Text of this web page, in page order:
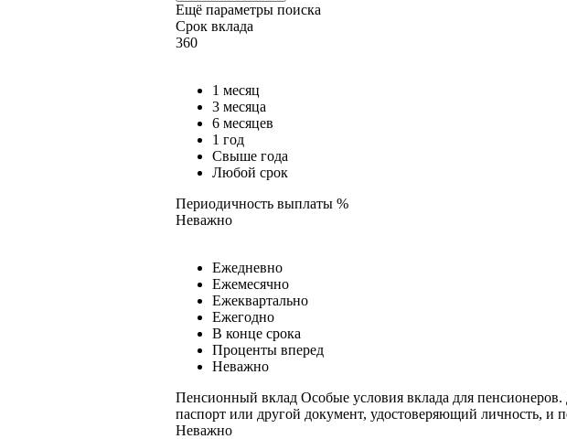
Ещё параметры поиска
Срок вклада
360
1 месяц
3 месяца
6 месяцев
1 год
Свыше года
Любой срок
Периодичность выплаты %
Неважно
Ежедневно
Ежемесячно
Ежеквартально
Ежегодно
В конце срока
Проценты вперед
Неважно
Пенсионный вклад Особые условия вклада для
паспорт или другой документ, удостоверяющий личность, и
Неважно